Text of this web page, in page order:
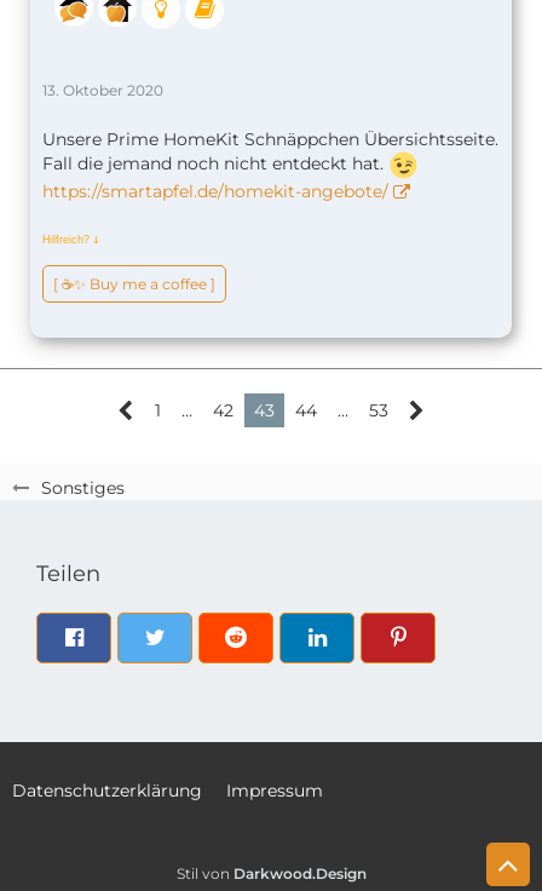
Sonstiges
13. Oktober 2020
Unsere Prime HomeKit Schnäppchen Übersichtsseite.
Fall die jemand noch nicht entdeckt hat.
https://smartapfel.de/homekit-angebote/
Hilfreich? ↆ
[ ☕️✨ Buy me a coffee ]
1 … 42 43 44 … 53
Teilen
Datenschutzerklärung Impressum
Stil von Darkwood.Design